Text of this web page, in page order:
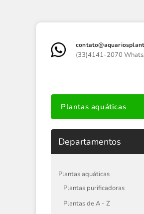
(33)4141-2070
Plantas aquáticas
Departamentos
Plantas aquáticas
Plantas purificadoras
Plantas de A - Z